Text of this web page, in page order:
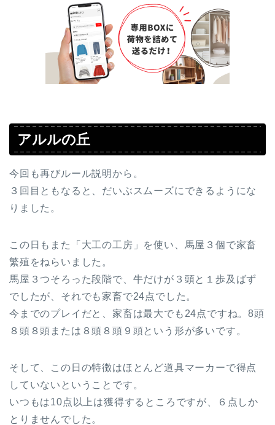
アルルの丘
今回も再びルール説明から。
３回目ともなると、だいぶスムーズにできるようにな
りました。
この日もまた「大工の工房」を使い、馬屋３個で家畜
繁殖をねらいました。
馬屋３つそろった段階で、牛だけが３頭と１歩及ばず
でしたが、それでも家畜で24点でした。
今までのプレイだと、家畜は最大でも24点ですね。8頭
８頭８頭または８頭８頭９頭という形が多いです。
そして、この日の特徴はほとんど道具マーカーで得点
していないということです。
いつもは10点以上は獲得するところですが、６点しか
とりませんでした。